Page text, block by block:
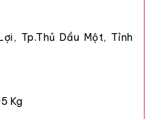
Tp.Thủ Dầu Một, Tỉnh
Kg